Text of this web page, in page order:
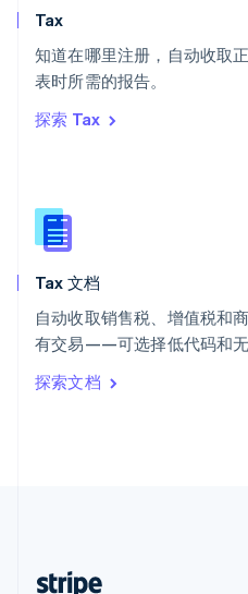
Tax
知道在哪里注册，自动收取
表时所需的报告。
探索 Tax
Tax 文档
自动收取销售税、增值税和
有交易——可选择低代码和无
探索文档
泰国
ไทยEnglish
English
English
新西兰
匈牙利
意大利
ItalianoEnglish
印度
English